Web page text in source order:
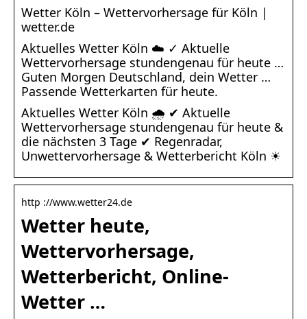
Wetter Köln – Wettervorhersage für Köln |
wetter.de
Aktuelles Wetter Köln ☁️ ✓ Aktuelle
Wettervorhersage stundengenau für heute …
Guten Morgen Deutschland, dein Wetter …
Passende Wetterkarten für heute.
Aktuelles Wetter Köln 🌧️ ✔ Aktuelle
Wettervorhersage stundengenau für heute &
die nächsten 3 Tage ✔ Regenradar,
Unwettervorhersage & Wetterbericht Köln ☀
http ://www.wetter24.de
Wetter heute,
Wettervorhersage,
Wetterbericht, Online-
Wetter …